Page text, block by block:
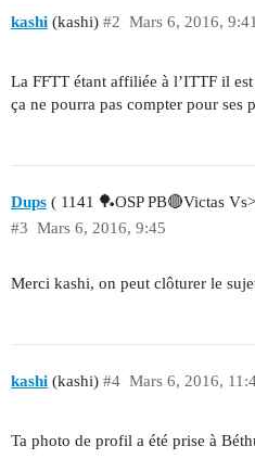
kashi (kashi) Mars 6, 2016,
#2
La FFTT étant affiliée à l’ITTF il
ça ne pourra pas compter pour ses
Dups ( 1141 🏓OSP PB🔴Victas
Mars 6, 2016, 9:45
#3
Merci kashi, on peut clôturer le
kashi (kashi) Mars 6, 2016,
#4
Ta photo de profil a été prise à